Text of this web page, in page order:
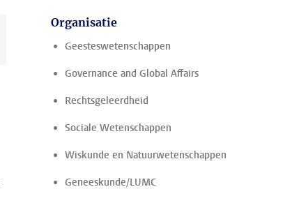
Organisatie
Geesteswetenschappen
Governance and Global Affairs
Rechtsgeleerdheid
Sociale Wetenschappen
Wiskunde en Natuurwetenschappen
Geneeskunde/LUMC